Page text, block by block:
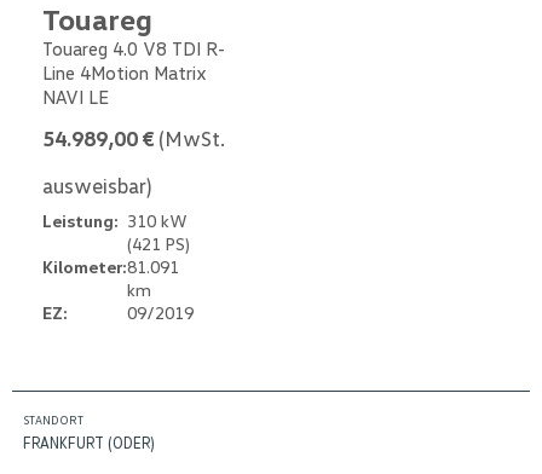
Touareg
Touareg 4.0 V8 TDI R-
Line 4Motion Matrix
NAVI LE
54.989,00 € (MwSt.
ausweisbar)
Leistung: 310 kW
(421 PS)
Kilometer:81.091
km
EZ:
09/2019
STANDORT
FRANKFURT (ODER)